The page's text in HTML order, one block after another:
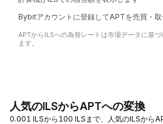
Bybitアカウントに登録してAPTを売買・取
APTからILSへの為替レートは市場データに基
ます。
人気のILSからAPTへの変換
0.001 ILSから100 ILSまで、人気のILSから